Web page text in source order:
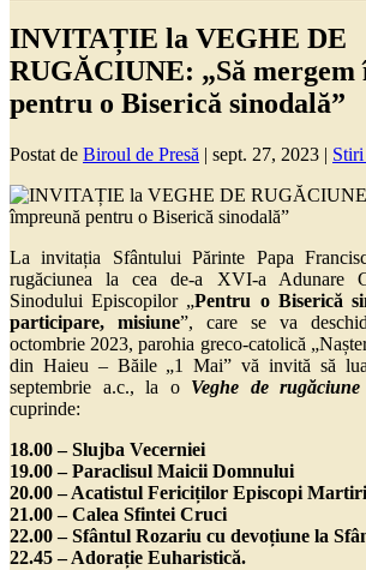
INVITAȚIE la VEGHE DE
RUGĂCIUNE: „Să mergem
pentru o Biserică sinodală”
Postat de Biroul de Presă | sept. 27, 2023 |
La invitația Sfântului Părinte Papa
rugăciunea la cea de-a XVI-a Adunare
Sinodului Episcopilor „Pentru o Biserică
participare, misiune”, care se va
octombrie 2023, parohia greco-catolică
din Haieu – Băile „1 Mai” vă invită să
septembrie a.c., la o Veghe de
cuprinde:
18.00 –Slujba Vecerniei
19.00 – Paraclisul Maicii Domnului
20.00 – Acatistul Fericiților Episcopi
21.00 – Calea Sfintei Cruci
22.00 –Sfântul Rozariu cu devoțiune la
22.45–Adorație Euharistică.